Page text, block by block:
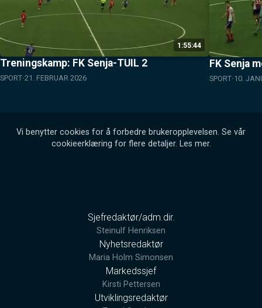
1:55:44
Treningskamp: FK Senja-TUIL 2
SPORT 21. FEBRUAR 2026
FK Senja
SPORT 10.
Vi benytter cookies for å forbedre brukeropplevelsen. Se vår
cookieerklæring for flere detaljer. Les mer.
Sjefredaktør/adm.dir.
Steinulf Henriksen
Nyhetsredaktør
Maria Holm Simonsen
Markedssjef
Kirsti Pettersen
Utviklingsredaktør